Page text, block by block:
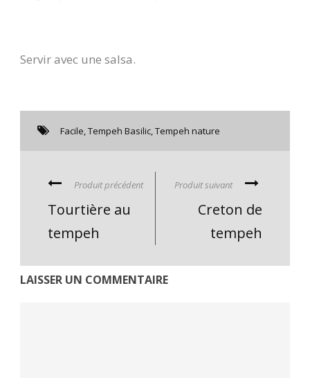
Servir avec une salsa.
Facile,Tempeh Basilic,Tempeh nature
Produit précédent
Tourtière au
tempeh
Produit suivant
Creton de
tempeh
LAISSER UN COMMENTAIRE